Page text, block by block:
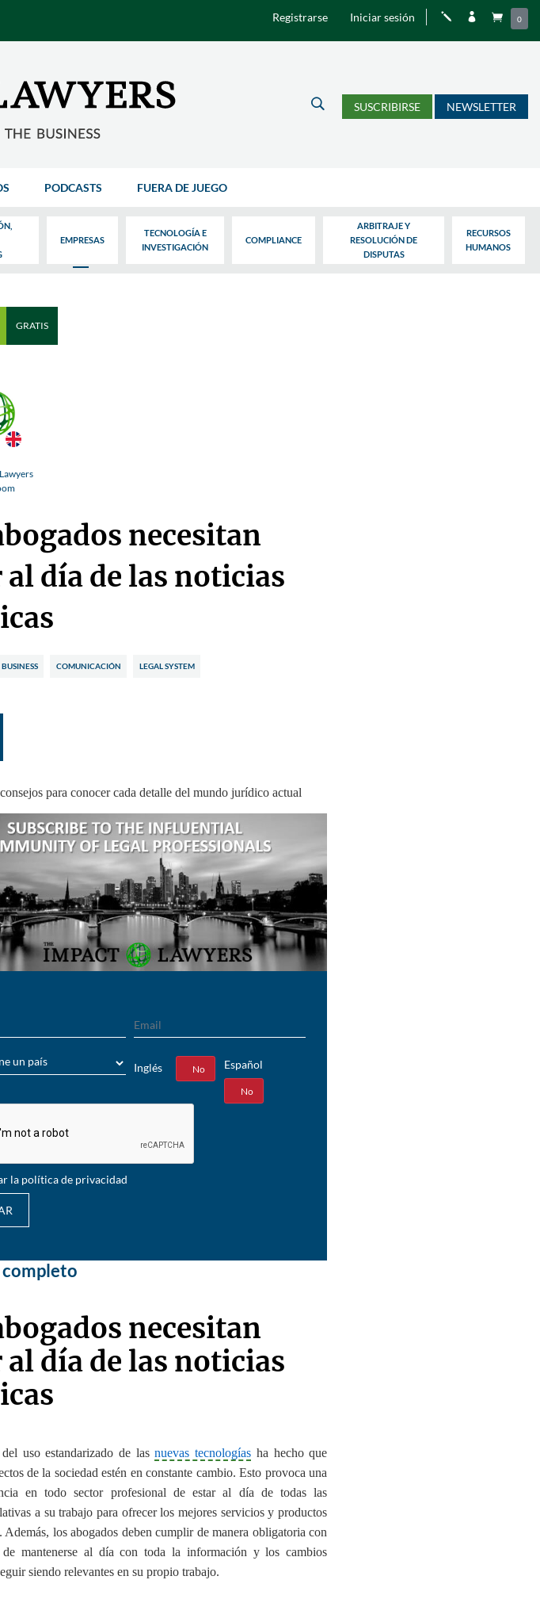
Registrarse Iniciar sesión j   0
U SUSCRIBIRSE NEWSLETTER
PODCASTS FUERA DE JUEGO
EMPRESAS
TECNOLOGÍA E
INVESTIGACIÓN
COMPLIANCE
ARBITRAJE Y
RESOLUCIÓN DE
DISPUTAS
RECURSOS
HUMANOS
GRATIS
necesitan
al día de las noticias
BUSINESS COMUNICACIÓN LEGAL SYSTEM
para conocer cada detalle del mundo jurídico actual
Inglés
Sí No Español
No
la política de privacidad
necesitan
al día de las noticias
uso estandarizado de lasnuevas tecnologías ha hecho que
de la sociedad estén en constante cambio. Esto provoca una
en todo sector profesional de estar al día de todas las
a su trabajo para ofrecer los mejores servicios y productos
Además, los abogados deben cumplir de manera obligatoria con
de mantenerse al día con toda la información y los cambios
siendo relevantes en su propio trabajo.